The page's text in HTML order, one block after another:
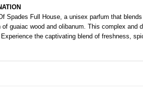
Spades Full House, a unisex parfum that
guaiac wood and olibanum. This complex and
the captivating blend of freshness,